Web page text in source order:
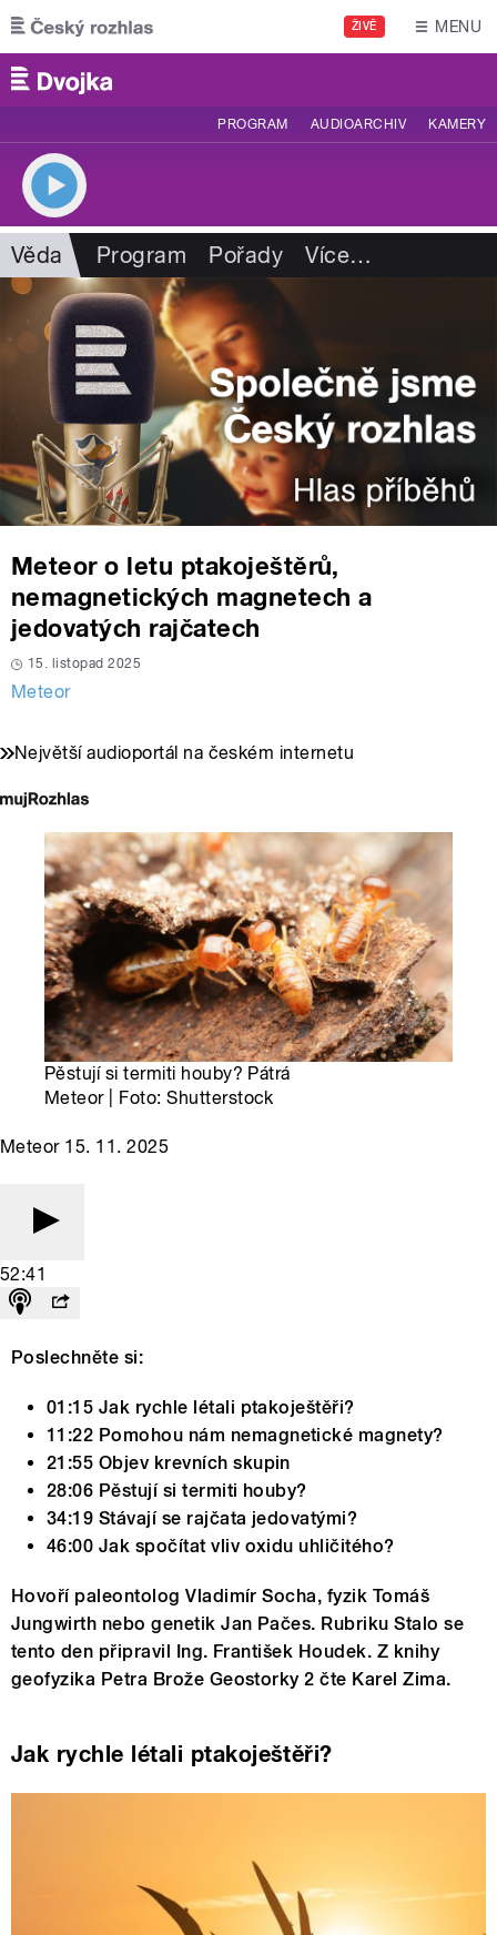
Přejít k hlavnímu obsahu
ŽIVĚ MENU
PROGRAM AUDIOARCHIV KAMERY
Věda Program Pořady Více…
Meteor o letu ptakoještěrů,
nemagnetických magnetech a
jedovatých rajčatech
15. listopad 2025
Meteor
Největší audioportál na českém internetu
Pěstují si termiti houby? Pátrá
Meteor | Foto: Shutterstock
Meteor 15. 11. 2025
52:41
Poslechněte si:
01:15 Jak rychle létali ptakoještěři?
11:22 Pomohou nám nemagnetické magnety?
21:55 Objev krevních skupin
28:06 Pěstují si termiti houby?
34:19 Stávají se rajčata jedovatými?
46:00 Jak spočítat vliv oxidu uhličitého?
Hovoří paleontolog Vladimír Socha, fyzik Tomáš
Jungwirth nebo genetik Jan Pačes. Rubriku Stalo se
tento den připravil Ing. František Houdek. Z knihy
geofyzika Petra Brože Geostorky 2 čte Karel Zima.
Jak rychle létali ptakoještěři?